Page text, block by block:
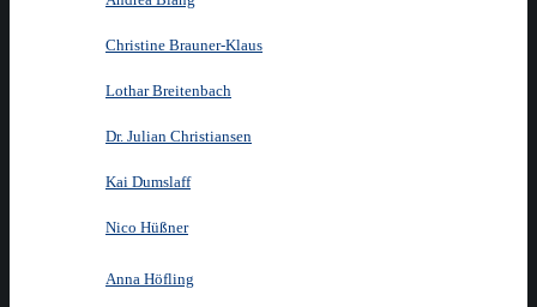
Christine Brauner-Klaus
Lothar Breitenbach
Dr. Julian Christiansen
Kai Dumslaff
Nico Hüßner
Anna Höfling